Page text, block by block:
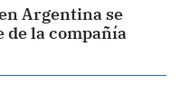
Argentina se
la compañía